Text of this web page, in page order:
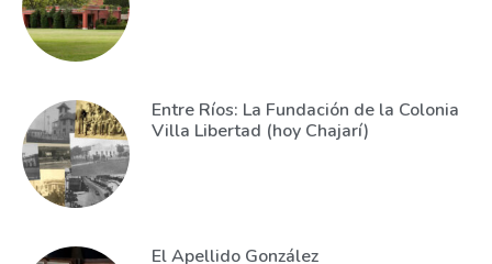
Entre Ríos: La Fundación de la Colonia
Villa Libertad (hoy Chajarí)
El Apellido González